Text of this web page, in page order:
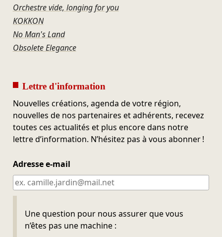
Orchestre vide, longing for you
KOKKON
No Man's Land
Obsolete Elegance
Lettre d'information
Nouvelles créations, agenda de votre région,
nouvelles de nos partenaires et adhérents, recevez
toutes ces actualités et plus encore dans notre
lettre d’information. N’hésitez pas à vous abonner !
Adresse e-mail
Une question pour nous assurer que vous
n’êtes pas une machine :
Ne pas remplir